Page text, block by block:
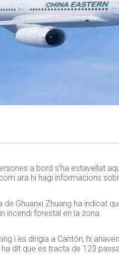
a bord s’ha estavellat
ara hi hagi informacions
Ghuanxi Zhuang ha indicat
incendi forestal en la zona.
i es dirigia a Cantón, hi
dit que es tracta de 123